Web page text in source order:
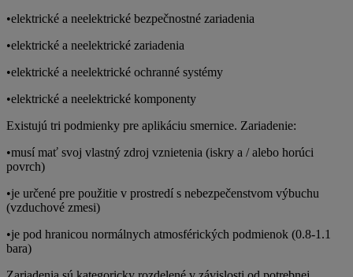
•elektrické a neelektrické bezpečnostné zariadenia
•elektrické a neelektrické zariadenia
•elektrické a neelektrické ochranné systémy
•elektrické a neelektrické komponenty
Existujú tri podmienky pre aplikáciu smernice. Zariadenie:
•musí mať svoj vlastný zdroj vznietenia (iskry a / alebo horúci
povrch)
•je určené pre použitie v prostredí s nebezpečenstvom výbuchu
(vzduchové zmesi)
•je pod hranicou normálnych atmosférických podmienok (0.8-1.1
bara)